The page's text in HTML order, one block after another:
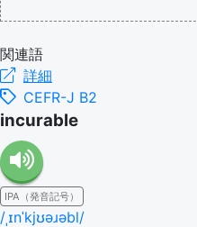
関連語
詳細
CEFR-J B2
incurable
IPA（発音記号）
/ˌɪnˈkjʊəɹəbl/